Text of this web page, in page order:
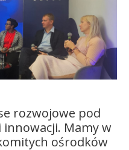
rozwojowe pod
Mamy w
ośrodków